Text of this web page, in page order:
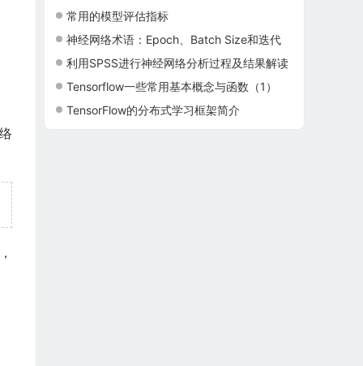
常用的模型评估指标
神经网络术语：Epoch、Batch Size和迭代
利用SPSS进行神经网络分析过程及结果解读
Tensorflow一些常用基本概念与函数（1）
TensorFlow的分布式学习框架简介